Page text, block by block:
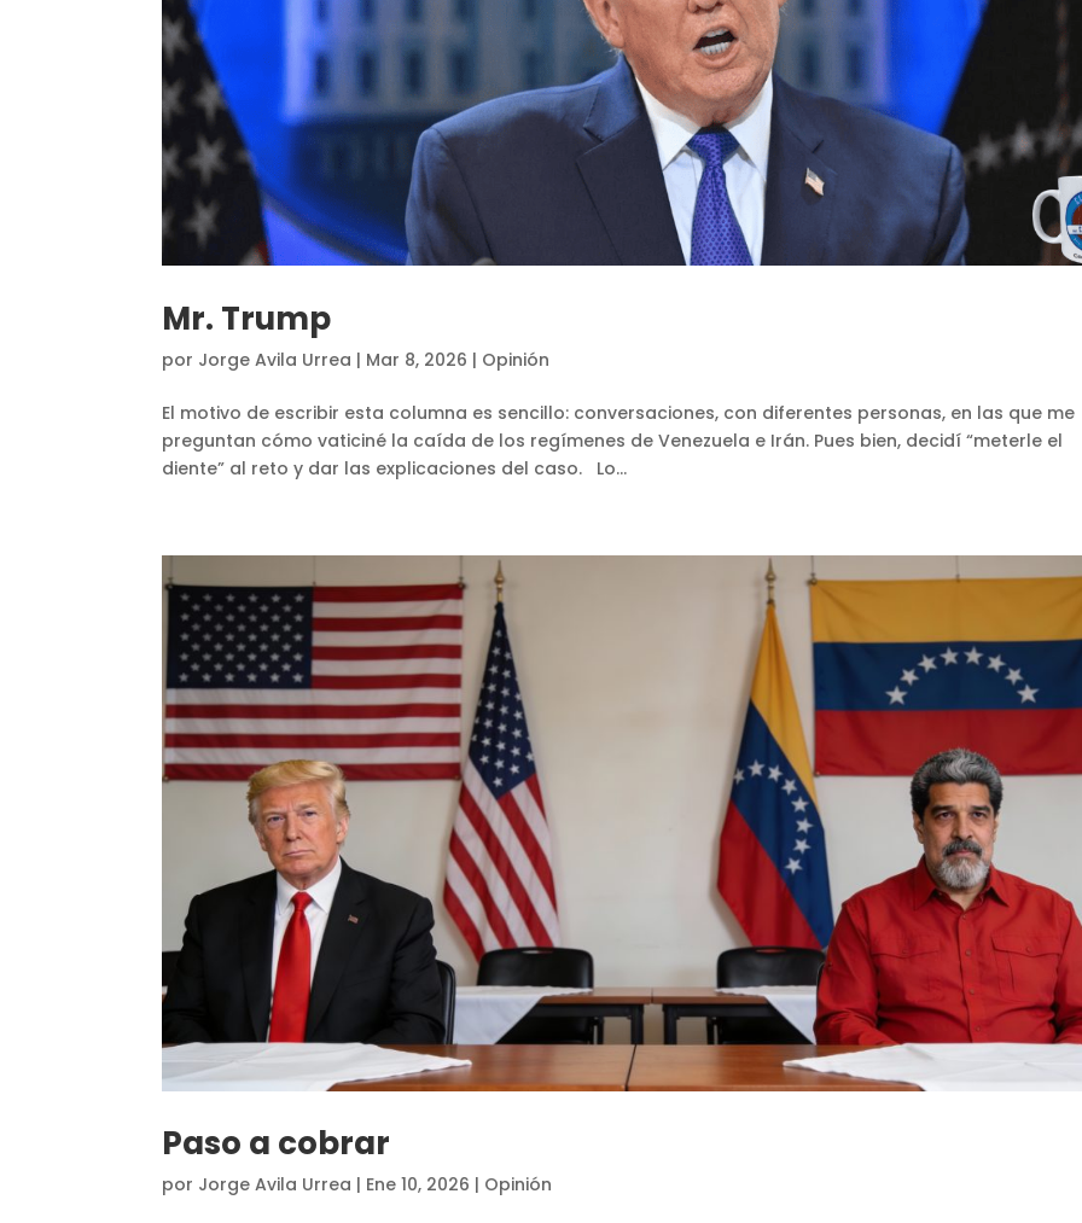
Mr. Trump
por Jorge Avila Urrea | Mar 8, 2026 | Opinión
El motivo de escribir esta columna es sencillo: conversaciones, con diferentes personas, en las que me
preguntan cómo vaticiné la caída de los regímenes de Venezuela e Irán. Pues bien, decidí “meterle el
diente” al reto y dar las explicaciones del caso. Lo...
Paso a cobrar
por Jorge Avila Urrea | Ene 10, 2026 | Opinión